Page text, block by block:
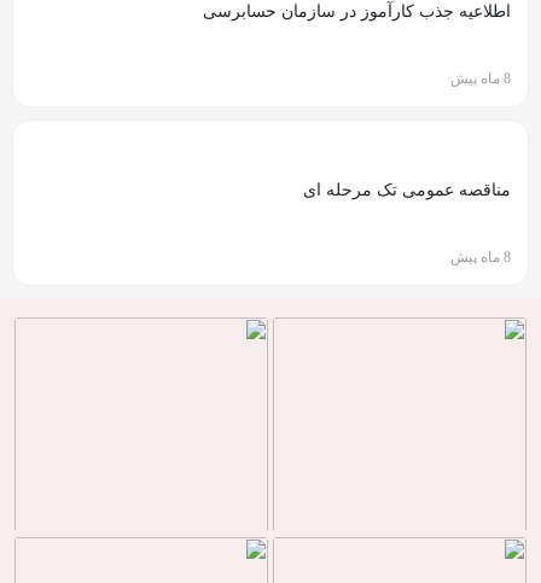
اطلاعیه جذب کارآموز در سازمان حسابرسی
8 ماه پیش
مناقصه عمومی تک مرحله ای
8 ماه پیش